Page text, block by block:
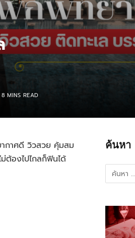
8 MINS READ
ากาศดี วิวสวย คุ้มสม
ต้องไปไกลก็ฟินได้
ค้นหา